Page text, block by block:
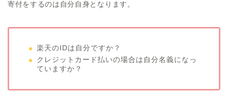
寄付をするのは自分自身となります。
楽天のIDは自分ですか？
クレジットカード払いの場合は自分名義になっ
ていますか？